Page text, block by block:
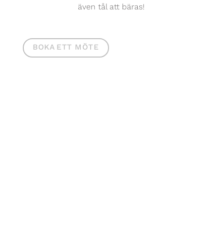
även tål att bäras!
BOKA ETT MÖTE